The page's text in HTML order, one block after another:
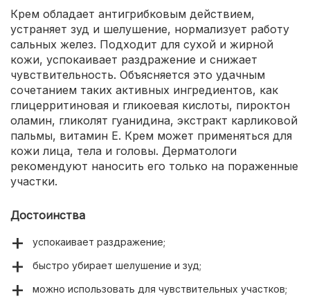
Крем обладает антигрибковым действием,
устраняет зуд и шелушение, нормализует работу
сальных желез. Подходит для сухой и жирной
кожи, успокаивает раздражение и снижает
чувствительность. Объясняется это удачным
сочетанием таких активных ингредиентов, как
глицерритиновая и гликоевая кислоты, пироктон
оламин, гликолят гуанидина, экстракт карликовой
пальмы, витамин Е. Крем может применяться для
кожи лица, тела и головы. Дерматологи
рекомендуют наносить его только на пораженные
участки.
Достоинства
успокаивает раздражение;
быстро убирает шелушение и зуд;
можно использовать для чувствительных участков;